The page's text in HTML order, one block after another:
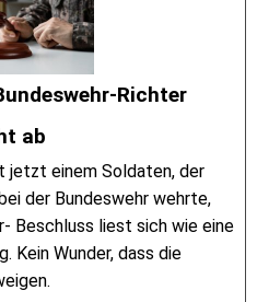
Richter
ab
jetzt einem Soldaten, der
der Bundeswehr wehrte,
Beschluss liest sich wie eine
Kein Wunder, dass die